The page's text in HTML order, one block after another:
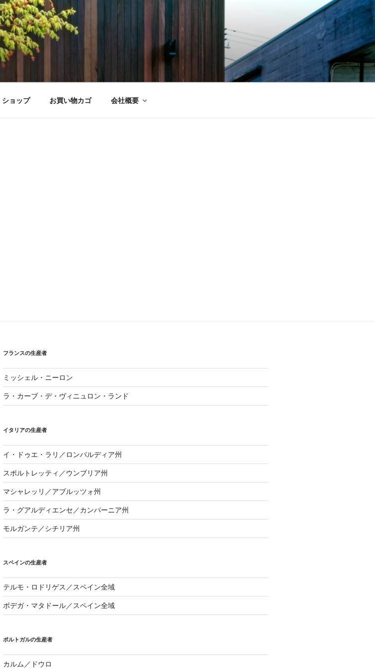
ショップ お買い物カゴ 会社概要
フランスの生産者
ミッシェル・ニーロン
ラ・カーブ・デ・ヴィニュロン・ランド
イタリアの生産者
イ・ドゥエ・ラリ／ロンバルディア州
スポルトレッティ／ウンブリア州
マシャレッリ／アブルッツォ州
ラ・グアルディエンセ／カンパーニア州
モルガンテ／シチリア州
スペインの生産者
テルモ・ロドリゲス／スペイン全域
ボデガ・マタドール／スペイン全域
ポルトガルの生産者
カルム／ドウロ